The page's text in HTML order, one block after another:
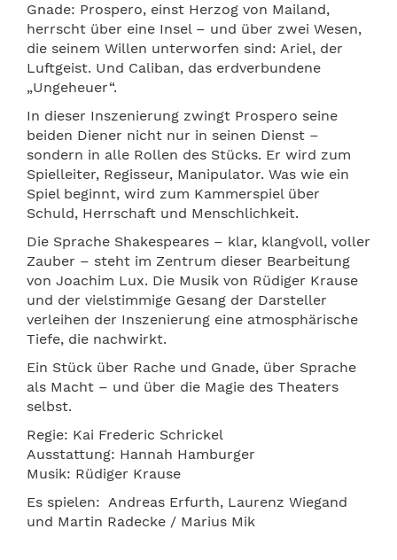
Gnade: Prospero, einst Herzog von Mailand,
herrscht über eine Insel – und über zwei Wesen,
die seinem Willen unterworfen sind: Ariel, der
Luftgeist. Und Caliban, das erdverbundene
„Ungeheuer“.
In dieser Inszenierung zwingt Prospero seine
beiden Diener nicht nur in seinen Dienst –
sondern in alle Rollen des Stücks. Er wird zum
Spielleiter, Regisseur, Manipulator. Was wie ein
Spiel beginnt, wird zum Kammerspiel über
Schuld, Herrschaft und Menschlichkeit.
Die Sprache Shakespeares – klar, klangvoll, voller
Zauber – steht im Zentrum dieser Bearbeitung
von Joachim Lux. Die Musik von Rüdiger Krause
und der vielstimmige Gesang der Darsteller
verleihen der Inszenierung eine atmosphärische
Tiefe, die nachwirkt.
Ein Stück über Rache und Gnade, über Sprache
als Macht – und über die Magie des Theaters
selbst.
Regie: Kai Frederic Schrickel
Ausstattung: Hannah Hamburger
Musik: Rüdiger Krause
Es spielen: Andreas Erfurth, Laurenz Wiegand
und Martin Radecke / Marius Mik